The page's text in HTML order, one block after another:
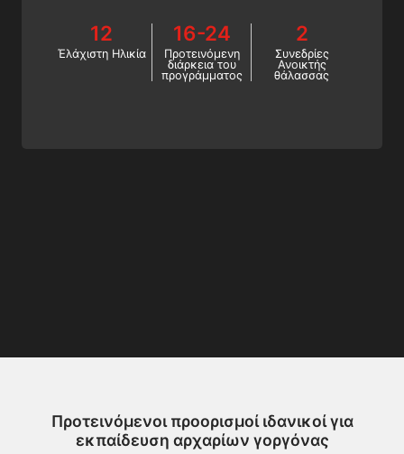
εξοπλισμό σας. Εγγραφείτε στο
πρόγραμμα SSI Ocean Mermaid τώρα!
12
Έλάχιστη Ηλικία
16-24
Προτεινόμενη
διάρκεια του
προγράμματος
2
Συνεδρίες
Ανοικτής
θάλασσας
Προτεινόμενοι προορισμοί ιδανικοί για
εκπαίδευση αρχαρίων γοργόνας